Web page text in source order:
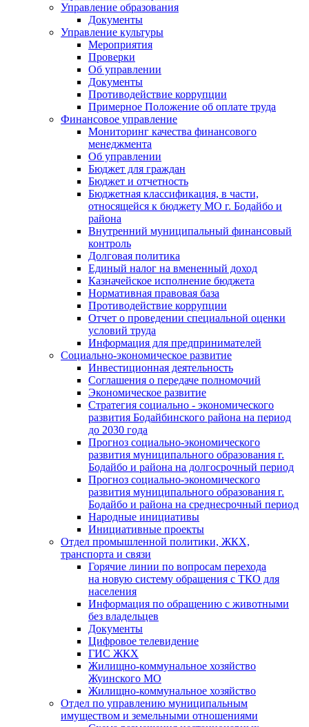
Управление образования
Документы
Управление культуры
Мероприятия
Проверки
Об управлении
Документы
Противодействие коррупции
Примерное Положение об оплате труда
Финансовое управление
Мониторинг качества финансового
менеджмента
Об управлении
Бюджет для граждан
Бюджет и отчетность
Бюджетная классификация, в части,
относящейся к бюджету МО г. Бодайбо и
района
Внутренний муниципальный финансовый
контроль
Долговая политика
Единый налог на вмененный доход
Казначейское исполнение бюджета
Нормативная правовая база
Противодействие коррупции
Отчет о проведении специальной оценки
условий труда
Информация для предпринимателей
Социально-экономическое развитие
Инвестиционная деятельность
Соглашения о передаче полномочий
Экономическое развитие
Стратегия социально - экономического
развития Бодайбинского района на период
до 2030 года
Прогноз социально-экономического
развития муниципального образования г.
Бодайбо и района на долгосрочный период
Прогноз социально-экономического
развития муниципального образования г.
Бодайбо и района на среднесрочный период
Народные инициативы
Инициативные проекты
Отдел промышленной политики, ЖКХ,
транспорта и связи
Горячие линии по вопросам перехода
на новую систему обращения с ТКО для
населения
Информация по обращению с животными
без владельцев
Документы
Цифровое телевидение
ГИС ЖКХ
Жилищно-коммунальное хозяйство
Жуинского МО
Жилищно-коммунальное хозяйство
Отдел по управлению муниципальным
имуществом и земельными отношениями